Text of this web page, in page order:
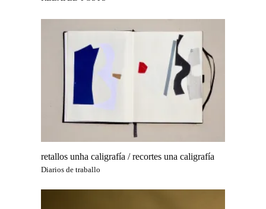
retallos unha caligrafía / recortes una caligrafía
Diarios de traballo